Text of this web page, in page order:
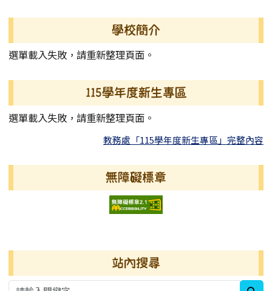
學校簡介
選單載入失敗，請重新整理頁面。
115學年度新生專區
選單載入失敗，請重新整理頁面。
教務處「115學年度新生專區」完整內容
無障礙標章
站內搜尋